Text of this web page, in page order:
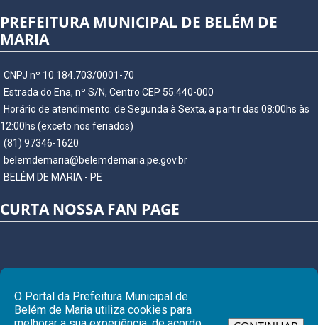
PREFEITURA MUNICIPAL DE BELÉM DE
MARIA
CNPJ nº 10.184.703/0001-70
Estrada do Ena, nº S/N, Centro CEP 55.440-000
Horário de atendimento: de Segunda à Sexta, a partir das 08:00hs às
12:00hs (exceto nos feriados)
(81) 97346-1620
belemdemaria@belemdemaria.pe.gov.br
BELÉM DE MARIA - PE
CURTA NOSSA FAN PAGE
O Portal da Prefeitura Municipal de
Belém de Maria utiliza cookies para